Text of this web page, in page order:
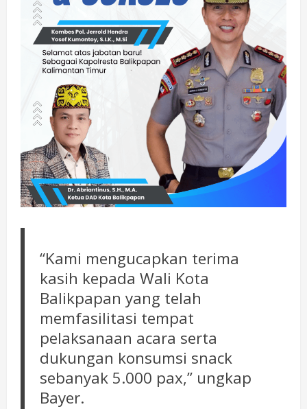
“Kami mengucapkan terima
kasih kepada Wali Kota
Balikpapan yang telah
memfasilitasi tempat
pelaksanaan acara serta
dukungan konsumsi snack
sebanyak 5.000 pax,” ungkap
Bayer.